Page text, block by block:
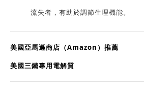
流失者，有助於調節生理機能。
美國亞馬遜商店（Amazon）推薦
美國三鐵專用電解質